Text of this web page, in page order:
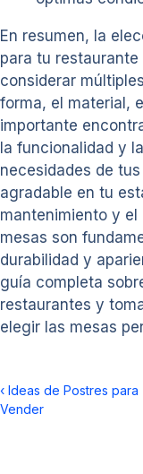
En resumen, la
para tu
considerar
forma, el material,
importante
la funcionalidad y
necesidades de
agradable en tu
mantenimiento y
mesas son
durabilidad y
guía completa
restaurantes y
elegir las mesas
‹ Ideas de Postres para
Vender